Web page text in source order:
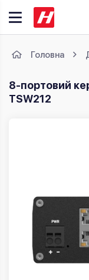
Головна
8-портовий
TSW212